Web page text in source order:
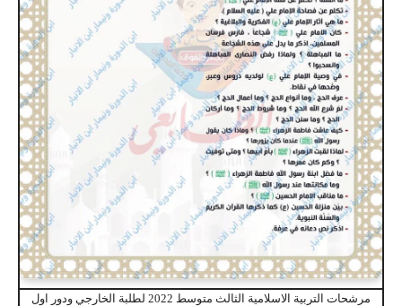
مرشحات التربية الاسلامية الثالث متوسط 2022 لطلبة الخارجي ودور اول